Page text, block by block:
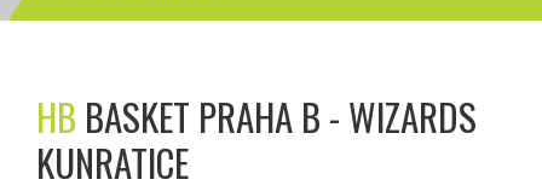
HB BASKET PRAHA B - WIZARDS
KUNRATICE